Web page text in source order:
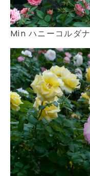
Min ハニーコルダナ